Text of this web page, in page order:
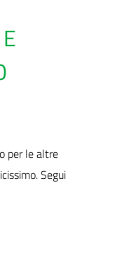
per le altre
Segui